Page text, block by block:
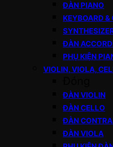
ĐÀN PIANO
KEYBOARD &
ĐÀN
PHỤ KIỆN
VIOLIN, VIOLA,
ĐÀN VIOLIN
ĐÀN CELLO
ĐÀN
ĐÀN VIOLA